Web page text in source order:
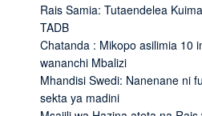
Rais Samia: Tutaendelea
TADB
Chatanda : Mikopo asilimia 10
wananchi Mbalizi
Mhandisi Swedi: Nanenane ni
sekta ya madini